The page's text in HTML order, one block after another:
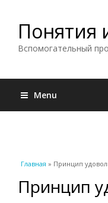
Понятия
Вспомогательный
Menu
Вы здесь
Главная » Принцип
Принцип